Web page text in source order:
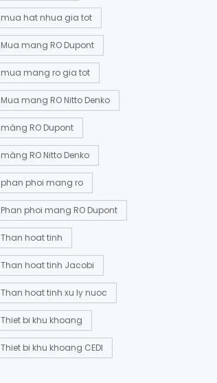
mua hat nhua gia tot
Mua mang RO Dupont
mua mang ro gia tot
Mua mang RO Nitto Denko
màng RO Dupont
màng RO Nitto Denko
phan phoi mang ro
Phan phoi mang RO Dupont
Than hoat tinh
Than hoat tinh Jacobi
Than hoat tinh xu ly nuoc
Thiet bi khu khoang
Thiet bi khu khoang CEDI